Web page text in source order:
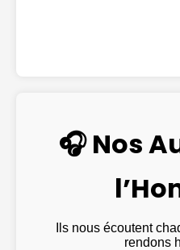
🎧 Nos
Ils nous écoutent
rendons